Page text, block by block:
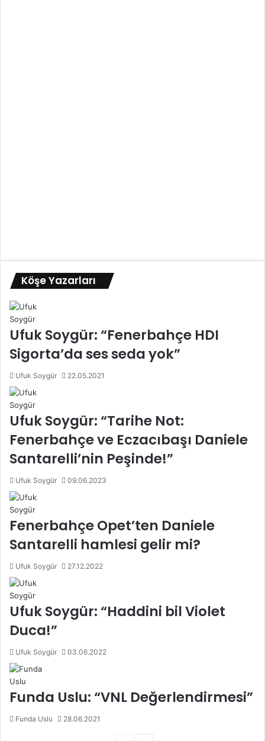
Köşe Yazarları
Ufuk Soygür: “Fenerbahçe HDI
Sigorta’da ses seda yok”
Ufuk Soygür 22.05.2021
Ufuk Soygür: “Tarihe Not:
Fenerbahçe ve Eczacıbaşı Daniele
Santarelli’nin Peşinde!”
Ufuk Soygür 09.06.2023
Fenerbahçe Opet’ten Daniele
Santarelli hamlesi gelir mi?
Ufuk Soygür 27.12.2022
Ufuk Soygür: “Haddini bil Violet
Duca!”
Ufuk Soygür 03.06.2022
Funda Uslu: “VNL Değerlendirmesi”
Funda Uslu 28.06.2021